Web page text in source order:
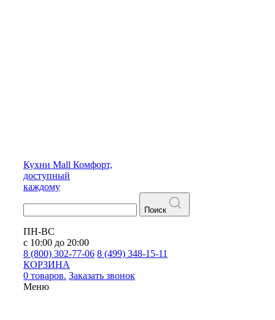
Кухни Mall Комфорт,
доступный
каждому
Поиск
ПН-ВС
с 10:00 до 20:00
8 (800) 302-77-06 8 (499) 348-15-11
КОРЗИНА
0 товаров. Заказать звонок
Меню